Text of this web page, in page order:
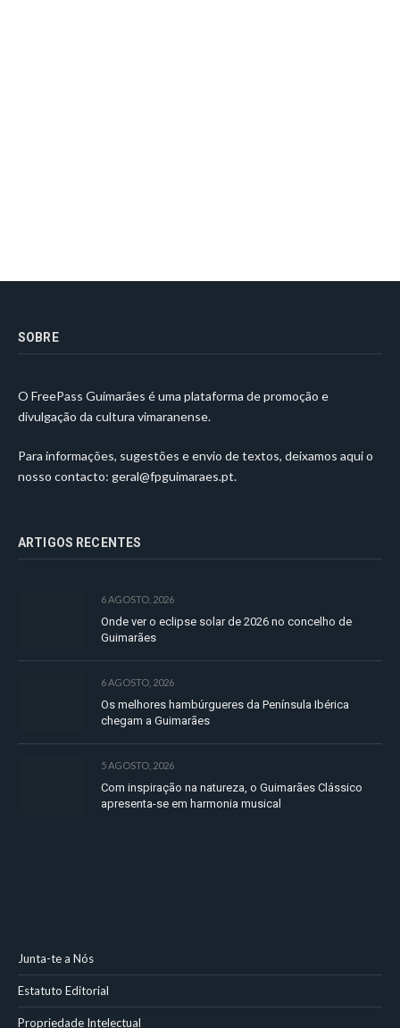
SOBRE
O FreePass Guimarães é uma plataforma de promoção e
divulgação da cultura vimaranense.
Para informações, sugestões e envio de textos, deixamos aqui o
nosso contacto: geral@fpguimaraes.pt.
ARTIGOS RECENTES
6 AGOSTO, 2026
Onde ver o eclipse solar de 2026 no concelho de
Guimarães
6 AGOSTO, 2026
Os melhores hambúrgueres da Península Ibérica
chegam a Guimarães
5 AGOSTO, 2026
Com inspiração na natureza, o Guimarães Clássico
apresenta-se em harmonia musical
Junta-te a Nós
Estatuto Editorial
Propriedade Intelectual